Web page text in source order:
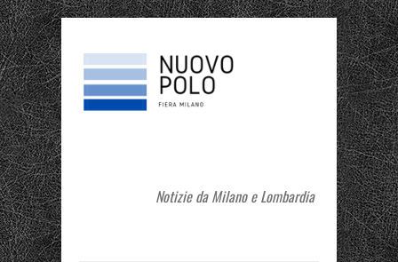
Notizie da Milano e Lombardia